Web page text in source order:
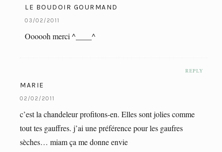
LE BOUDOIR GOURMAND
03/02/2011
Oooooh merci ^____^
REPLY
MARIE
02/02/2011
c’est la chandeleur profitons-en. Elles sont jolies comme
tout tes gauffres. j’ai une préférence pour les gaufres
sèches… miam ça me donne envie